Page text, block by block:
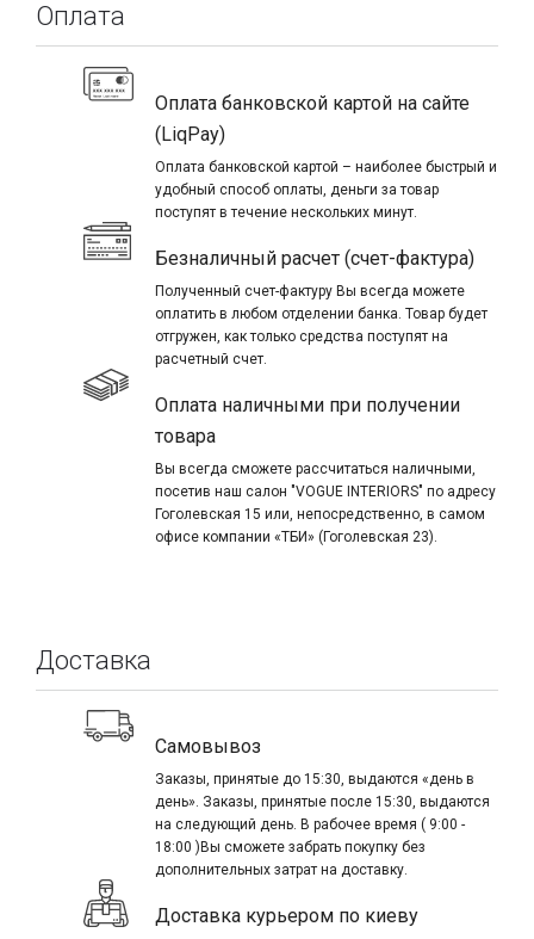
Оплата
Оплата банковской картой на сайте
(LiqPay)
Оплата банковской картой – наиболее быстрый и
удобный способ оплаты, деньги за товар
поступят в течение нескольких минут.
Безналичный расчет (счет-фактура)
Полученный счет-фактуру Вы всегда можете
оплатить в любом отделении банка. Товар будет
отгружен, как только средства поступят на
расчетный счет.
Оплата наличными при получении
товара
Вы всегда сможете рассчитаться наличными,
посетив наш салон "VOGUE INTERIORS" по адресу
Гоголевская 15 или, непосредственно, в самом
офисе компании «ТБИ» (Гоголевская 23).
Доставка
Самовывоз
Заказы, принятые до 15:30, выдаются «день в
день». Заказы, принятые после 15:30, выдаются
на следующий день. В рабочее время ( 9:00 -
18:00 )Вы сможете забрать покупку без
дополнительных затрат на доставку.
Доставка курьером по киеву